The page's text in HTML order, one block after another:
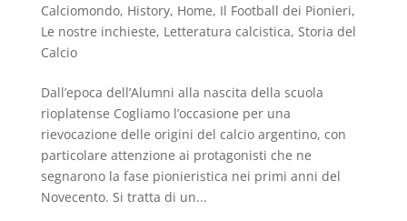
Calciomondo, History, Home, Il Football dei Pionieri,
Le nostre inchieste, Letteratura calcistica, Storia del
Calcio
Dall’epoca dell’Alumni alla nascita della scuola
rioplatense Cogliamo l’occasione per una
rievocazione delle origini del calcio argentino, con
particolare attenzione ai protagonisti che ne
segnarono la fase pionieristica nei primi anni del
Novecento. Si tratta di un...